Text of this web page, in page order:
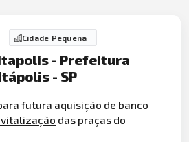
Cidade Pequena
- Prefeitura
- SP
futura aquisição de banco
das praças do